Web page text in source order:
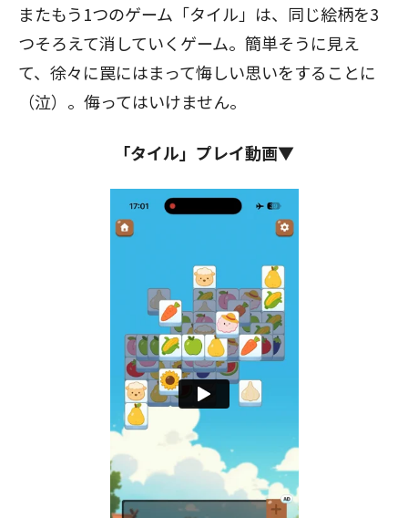
またもう1つのゲーム「タイル」は、同じ絵柄を3
つそろえて消していくゲーム。簡単そうに見え
て、徐々に罠にはまって悔しい思いをすることに
（泣）。侮ってはいけません。
「タイル」プレイ動画▼